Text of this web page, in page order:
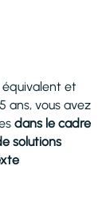
équivalent et
ans, vous avez
dans le cadre
solutions